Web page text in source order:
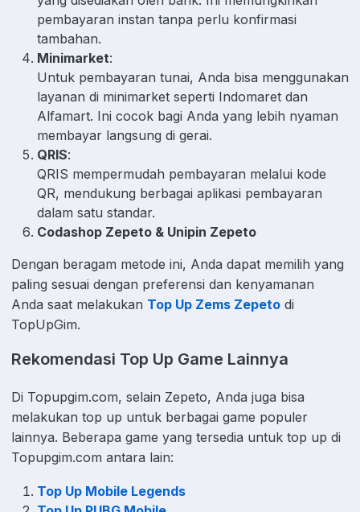
pembayaran instan tanpa perlu konfirmasi
tambahan.
Minimarket:
Untuk pembayaran tunai, Anda bisa menggunakan
layanan di minimarket seperti Indomaret dan
Alfamart. Ini cocok bagi Anda yang lebih nyaman
membayar langsung di gerai.
QRIS:
QRIS mempermudah pembayaran melalui kode
QR, mendukung berbagai aplikasi pembayaran
dalam satu standar.
Codashop Zepeto & Unipin Zepeto
Dengan beragam metode ini, Anda dapat memilih yang
paling sesuai dengan preferensi dan kenyamanan
Anda saat melakukan Top Up Zems Zepeto di
TopUpGim.
Rekomendasi Top Up Game Lainnya
Di Topupgim.com, selain Zepeto, Anda juga bisa
melakukan top up untuk berbagai game populer
lainnya. Beberapa game yang tersedia untuk top up di
Topupgim.com antara lain:
Top Up Mobile Legends